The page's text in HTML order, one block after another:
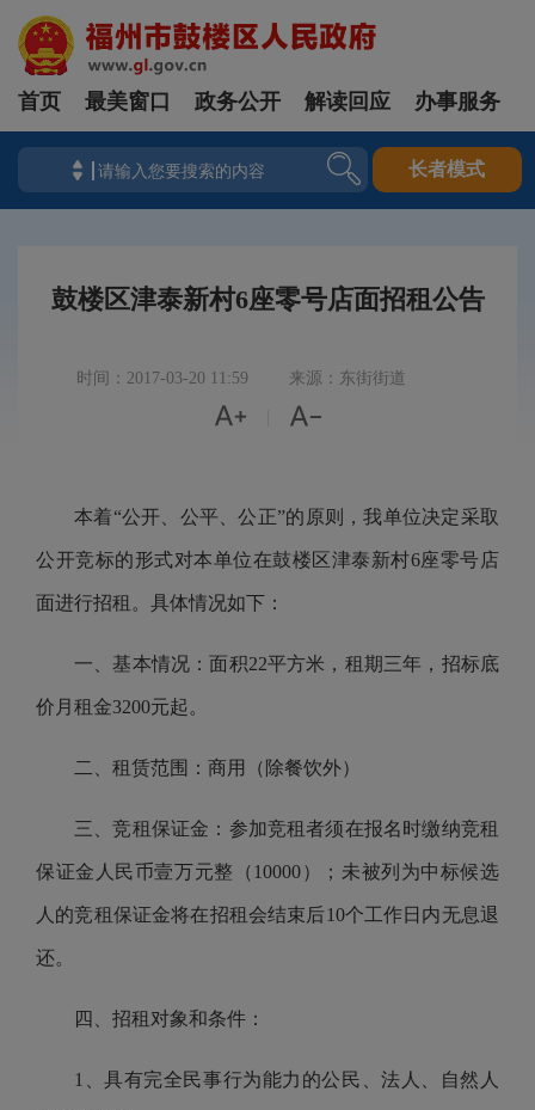
首页 最美窗口 政务公开 解读回应 办事服务
长者模式
鼓楼区津泰新村6座零号店面招租公告
时间：2017-03-20 11:59 来源：东街街道
 
本着“公开、公平、公正”的原则，我单位决定采取
公开竞标的形式对本单位在鼓楼区津泰新村6座零号店
面进行招租。具体情况如下：
一、基本情况：面积22平方米，租期三年，招标底
价月租金3200元起。
二、租赁范围：商用（除餐饮外）
三、竞租保证金：参加竞租者须在报名时缴纳竞租
保证金人民币壹万元整（10000） ；未被列为中标候选
人的竞租保证金将在招租会结束后10个工作日内无息退
还。
四、招租对象和条件：
1、具有完全民事行为能力的公民、法人、自然人